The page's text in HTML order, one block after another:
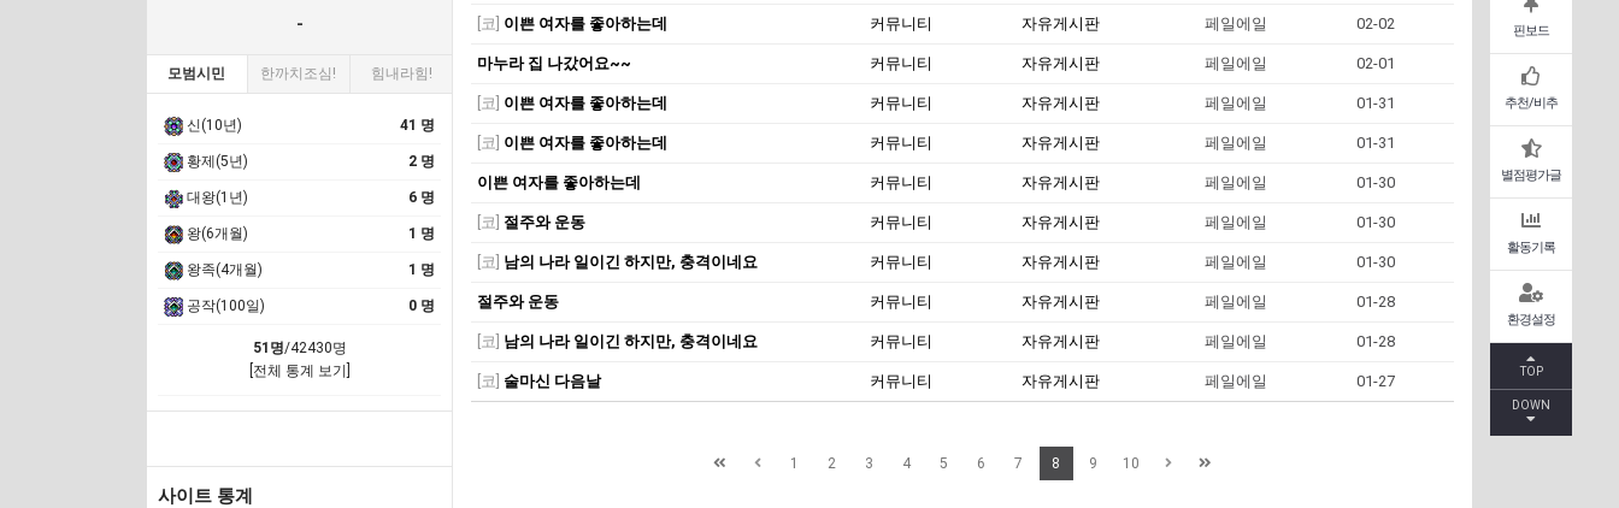
핀보드
추천/비추
별점평가글
활동기록
환경설정
TOP
DOWN
-
모범시민 한까치조심! 힘내라힘!
신(10년) 41 명
황제(5년) 2 명
대왕(1년) 6 명
왕(6개월) 1 명
왕족(4개월) 1 명
공작(100일) 0 명
51명/42430명
[전체 통계 보기]
사이트 통계
[코] 이쁜 여자를 좋아하는데 커뮤니티 자유게시판 페일에일 02-02
마누라 집 나갔어요~~ 커뮤니티 자유게시판 페일에일 02-01
[코] 이쁜 여자를 좋아하는데 커뮤니티 자유게시판 페일에일 01-31
[코] 이쁜 여자를 좋아하는데 커뮤니티 자유게시판 페일에일 01-31
이쁜 여자를 좋아하는데 커뮤니티 자유게시판 페일에일 01-30
[코] 절주와 운동 커뮤니티 자유게시판 페일에일 01-30
[코] 남의 나라 일이긴 하지만, 충격이네요 커뮤니티 자유게시판 페일에일 01-30
절주와 운동 커뮤니티 자유게시판 페일에일 01-28
[코] 남의 나라 일이긴 하지만, 충격이네요 커뮤니티 자유게시판 페일에일 01-28
[코] 술마신 다음날 커뮤니티 자유게시판 페일에일 01-27
1 2 3 4 5 6 7 8 9 10